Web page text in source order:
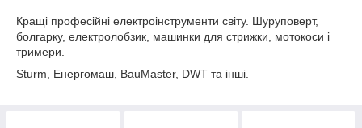
Кращі професійні електроінструменти світу. Шуруповерт,
болгарку, електролобзик, машинки для стрижки, мотокоси і
тримери.
Sturm, Енергомаш, BauMaster, DWT та інші.